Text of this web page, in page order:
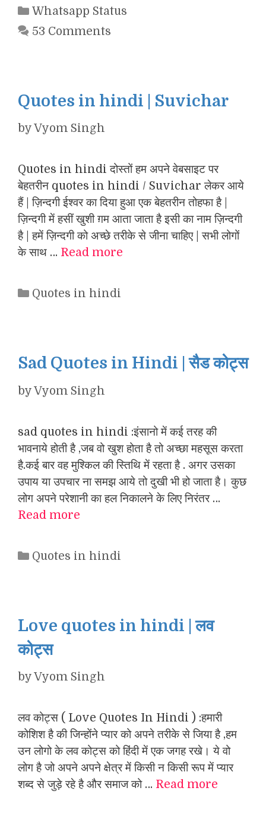
Categories
Whatsapp Status
53 Comments
Quotes in hindi | Suvichar
byVyom Singh
Quotes in hindi दोस्तों हम अपने वेबसाइट पर
बेहतरीन quotes in hindi / Suvichar लेकर आये
हैं | ज़िन्दगी ईश्वर का दिया हुआ एक बेहतरीन तोहफा है |
ज़िन्दगी में हसीं खुशी ग़म आता जाता है इसी का नाम ज़िन्दगी
है | हमें ज़िन्दगी को अच्छे तरीके से जीना चाहिए | सभी लोगों
के साथ … Read more
Categories
Quotes in hindi
Sad Quotes in Hindi | सैड कोट्स
byVyom Singh
sad quotes in hindi :इंसानो में कई तरह की
भावनाये होती है ,जब वो खुश होता है तो अच्छा महसूस करता
है.कई बार वह मुश्किल की स्तिथि में रहता है . अगर उसका
उपाय या उपचार ना समझ आये तो दुखी भी हो जाता है। कुछ
लोग अपने परेशानी का हल निकालने के लिए निरंतर …
Read more
Categories
Quotes in hindi
Love quotes in hindi | लव
कोट्स
byVyom Singh
लव कोट्स ( Love Quotes In Hindi ) :हमारी
कोशिश है की जिन्होंने प्यार को अपने तरीके से जिया है ,हम
उन लोगो के लव कोट्स को हिंदी में एक जगह रखे। ये वो
लोग है जो अपने अपने क्षेत्र में किसी न किसी रूप में प्यार
शब्द से जुड़े रहे है और समाज को … Read more